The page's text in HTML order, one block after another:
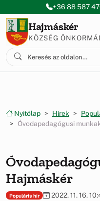
Ugrás a menüre
Ugrás a tartalomra
+36 88 587
Hajmáskér
KÖZSÉG
Nyitólap Hírek
Óvodapedagógusi
Hajmáskér
Populáris hír 2022. 11. 16.